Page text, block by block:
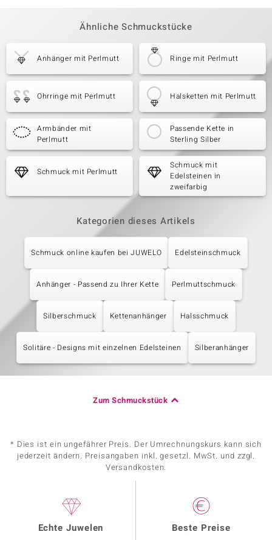
Ähnliche Schmuckstücke
Anhänger mit Perlmutt Ringe mit Perlmutt
Ohrringe mit Perlmutt Halsketten mit Perlmutt
Armbänder mit
Perlmutt
Passende Kette in
Sterling Silber
Schmuck mit Perlmutt
Schmuck mit
Edelsteinen in
zweifarbig
Kategorien dieses Artikels
Schmuck online kaufen bei JUWELO Edelsteinschmuck
Anhänger - Passend zu Ihrer Kette Perlmuttschmuck
Silberschmuck Kettenanhänger Halsschmuck
Solitäre - Designs mit einzelnen Edelsteinen Silberanhänger
Zum Schmuckstück
* Dies ist ein ungefährer Preis. Der Umrechnungskurs kann sich
jederzeit ändern. Preisangaben inkl. gesetzl. MwSt. und zzgl.
Versandkosten.
Echte Juwelen Beste Preise